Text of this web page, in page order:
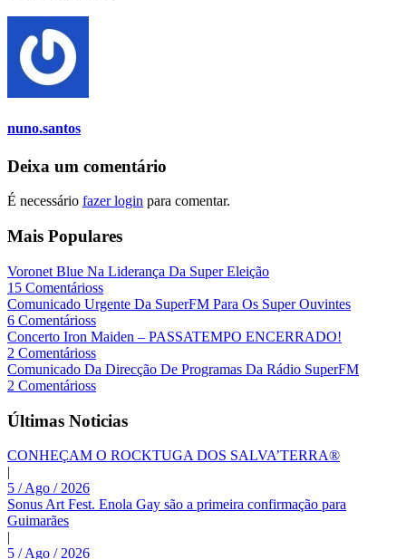
nuno.santos
Deixa um comentário
É necessário fazer login para comentar.
Mais Populares
Voronet Blue Na Liderança Da Super Eleição
15 Comentárioss
Comunicado Urgente Da SuperFM Para Os Super Ouvintes
6 Comentárioss
Concerto Iron Maiden – PASSATEMPO ENCERRADO!
2 Comentárioss
Comunicado Da Direcção De Programas Da Rádio SuperFM
2 Comentárioss
Últimas Noticias
CONHEÇAM O ROCKTUGA DOS SALVA’TERRA®
|
5 / Ago / 2026
Sonus Art Fest. Enola Gay são a primeira confirmação para
Guimarães
|
5 / Ago / 2026